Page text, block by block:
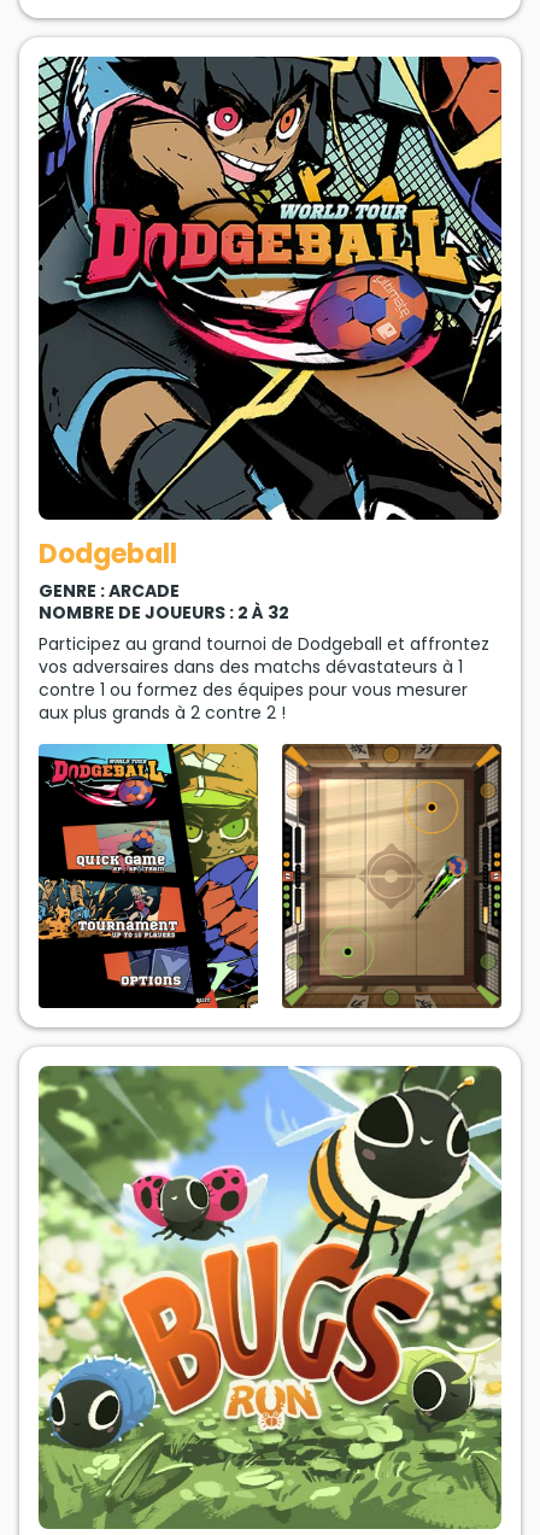
Dodgeball
GENRE : ARCADE
NOMBRE DE JOUEURS : 2 À 32
Participez au grand tournoi de Dodgeball et affrontez
vos adversaires dans des matchs dévastateurs à 1
contre 1 ou formez des équipes pour vous mesurer
aux plus grands à 2 contre 2 !